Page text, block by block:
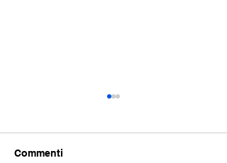
Commenti